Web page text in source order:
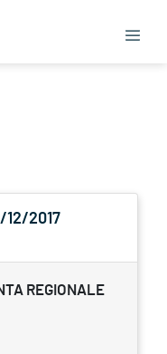
12/2017
REGIONALE